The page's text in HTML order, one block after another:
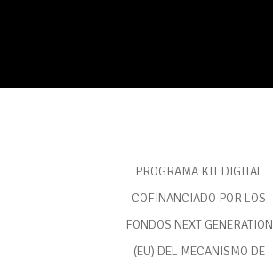
PROGRAMA KIT DIGITAL
COFINANCIADO POR LOS
FONDOS NEXT GENERATION
(EU) DEL MECANISMO DE